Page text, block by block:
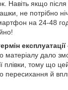
Навіть якщо
не потрібно
на 24-48
експлуатації
матеріалу дало
плівки, тому що
пересихання й